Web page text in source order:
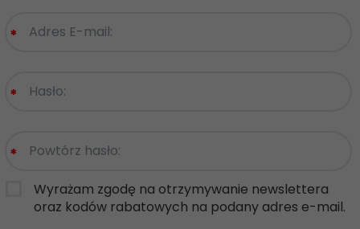
* Adres E-mail:
* Hasło:
* Powtórz hasło:
Wyrażam zgodę na otrzymywanie newslettera
oraz kodów rabatowych na podany adres e-mail.